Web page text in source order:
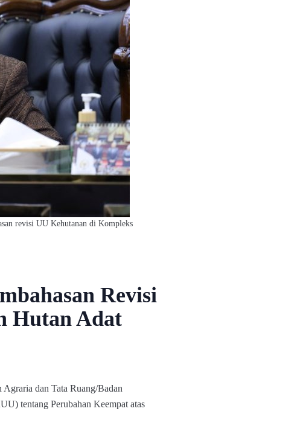
revisi UU Kehutanan di Kompleks
Revisi
Hutan Adat
dan Tata Ruang/Badan
tentang Perubahan Keempat atas